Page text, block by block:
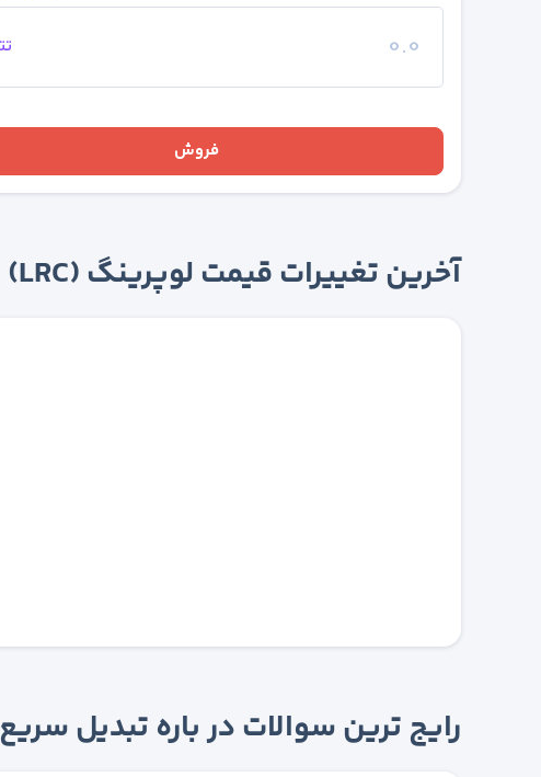
فروش
آخرین تغییرات قیمت لوپرینگ (LRC)
رایج ترین سوالات در باره تبدیل